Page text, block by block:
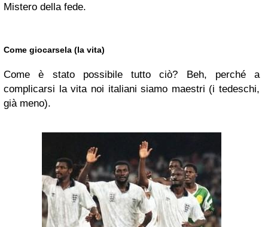
Mistero della fede.
Come giocarsela (la vita)
Come è stato possibile tutto ciò? Beh, perché a
complicarsi la vita noi italiani siamo maestri (i tedeschi,
già meno).